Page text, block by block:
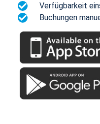
Verfügbarkeit
Buchungen